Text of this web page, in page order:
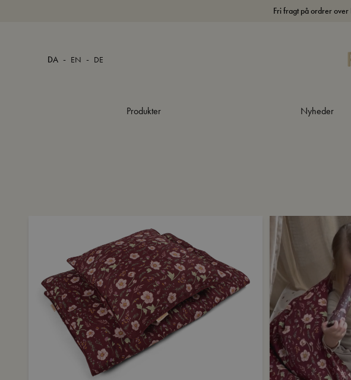
Fri fragt på ordrer
DA - EN - DE
Produkter Nyheder